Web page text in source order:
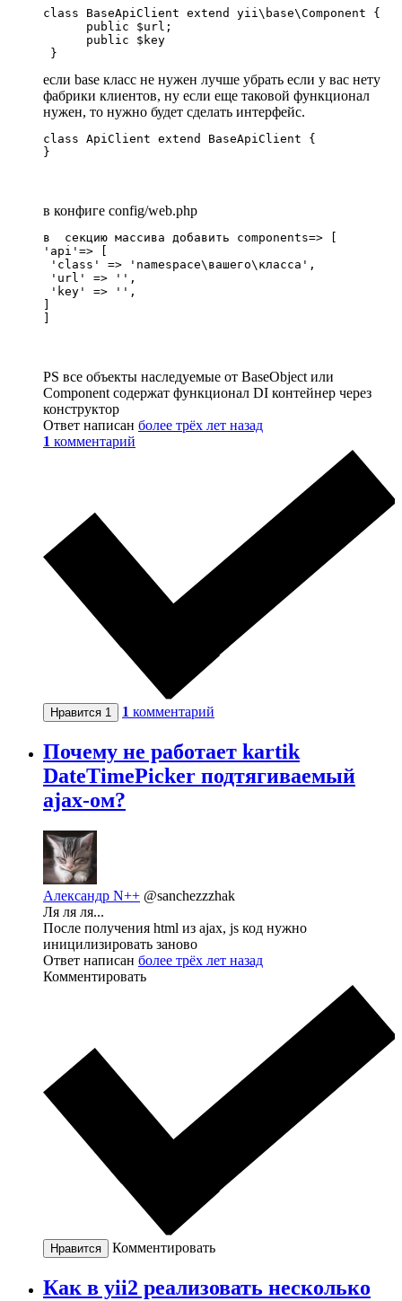
class BaseApiClient extend yii\base\Component {
      public $url;
      public $key
}
если base класс не нужен лучше убрать если у вас нету
фабрики клиентов, ну если еще таковой функционал
нужен, то нужно будет сделать интерфейс.
class ApiClient extend BaseApiClient {
}
в конфиге config/web.php
в  секцию массива добавить components=> [
'api'=> [
'class' => 'namespace\вашего\клаccа',
'url' => '',
'key' => '',
]
]
PS все объекты наследуемые от BaseObject или
Component содержат функционал DI контейнер через
конструктор
Ответ написан более трёх лет назад
1 комментарий
Нравится 1 1 комментарий
Почему не работает kartik
DateTimePicker подтягиваемый
ajax-ом?
Александр N++ @sanchezzzhak
Ля ля ля...
После получения html из ajax, js код нужно
иницилизировать заново
Ответ написан более трёх лет назад
Комментировать
Нравится Комментировать
Как в yii2 реализовать несколько